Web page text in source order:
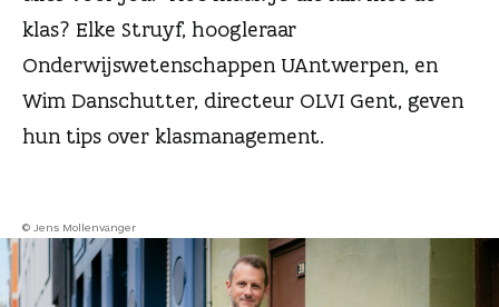
klas? Elke Struyf, hoogleraar
Onderwijswetenschappen UAntwerpen, en
Wim Danschutter, directeur OLVI Gent, geven
hun tips over klasmanagement.
© Jens Mollenvanger